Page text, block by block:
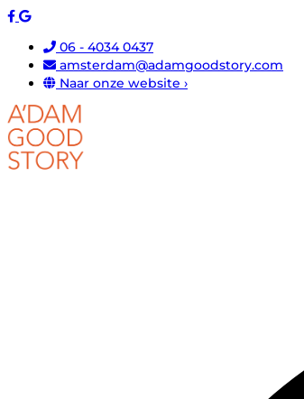
06 - 4034 0437
amsterdam@adamgoodstory.com
Naar onze website ›